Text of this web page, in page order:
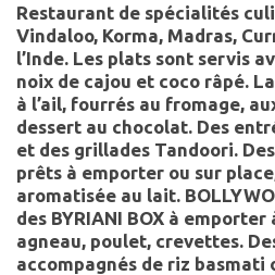
Restaurant de spécialités
Vindaloo, Korma, Madras,
l’Inde. Les plats sont servis
noix de cajou et coco râpé.
à l’ail, fourrés au fromage,
dessert au chocolat. Des
et des grillades Tandoori.
prêts à emporter ou sur
aromatisée au lait.
des BYRIANI BOX à
agneau, poulet, crevettes.
accompagnés de riz basmati